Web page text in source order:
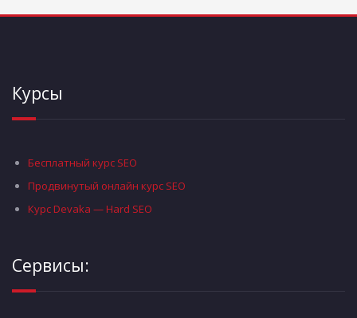
Курсы
Бесплатный курс SEO
Продвинутый онлайн курс SEO
Курс Devaka — Hard SEO
Сервисы: